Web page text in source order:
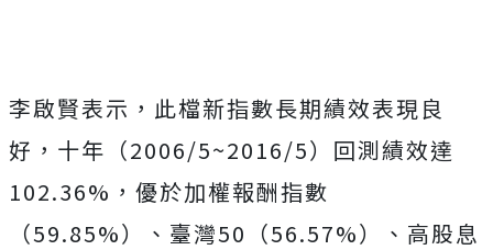
李啟賢表示，此檔新指數長期績效表現良
好，十年（2006/5~2016/5）回測績效達
102.36%，優於加權報酬指數
（59.85%）、臺灣50（56.57%）、高股息